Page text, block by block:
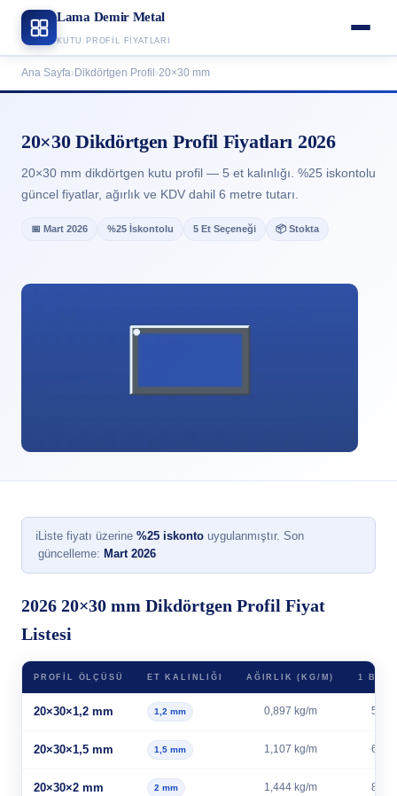
Lama Demir Metal
KUTU PROFIL FIYATLARI
Ana Sayfa› Dikdörtgen Profil ›20×30 mm
20×30 Dikdörtgen Profil Fiyatları 2026
20×30 mm dikdörtgen kutu profil — 5 et kalınlığı. %25 iskontolu
güncel fiyatlar, ağırlık ve KDV dahil 6 metre tutarı.
📅 Mart 2026 %25 İskontolu 5 Et Seçeneği 📦 Stokta
ℹListe fiyatı üzerine %25 iskonto uygulanmıştır. Son
güncelleme: Mart 2026
2026 20×30 mm Dikdörtgen Profil Fiyat
Listesi
PROFIL ÖLÇÜSÜ ET KALINLIĞI AĞIRLIK (KG/M) 1 BOY
20×30×1,2 mm 1,2 mm 0,897 kg/m 5,38
20×30×1,5 mm 1,5 mm 1,107 kg/m 6,64
20×30×2 mm 2 mm 1,444 kg/m 8,66